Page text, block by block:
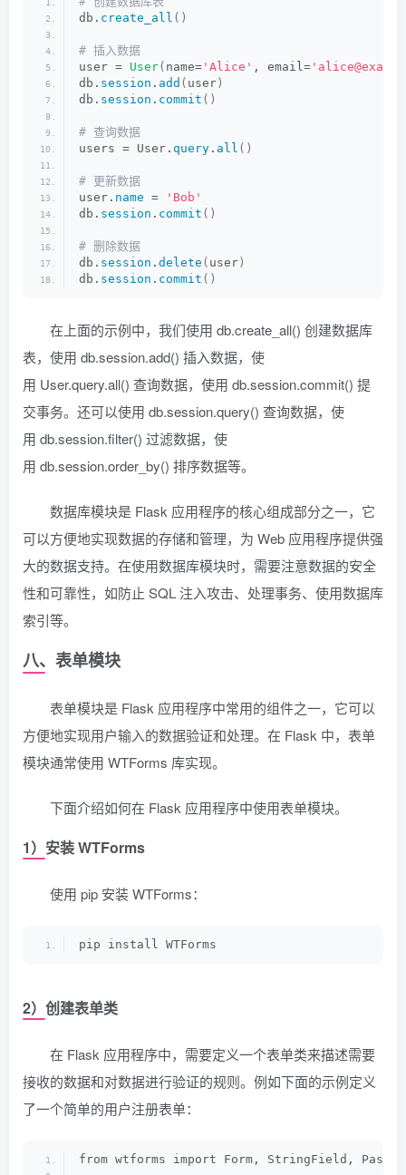
db. create_all ()
# 插入数据
user = User( name= 'Alice' , email=
db. session . add ( user )
db. session . commit ()
# 查询数据
users = User. query . all ()
# 更新数据
user. name =
'Bob'
db. session . commit ()
# 删除数据
db. session . delete ( user )
db. session . commit ()
在上面的示例中，我们使用 db.create_all() 创建数据库
表，使用 db.session.add() 插入数据，使
用 User.query.all() 查询数据，使用 db.session.commit() 提
交事务。还可以使用 db.session.query() 查询数据，使
用 db.session.filter() 过滤数据，使
用 db.session.order_by() 排序数据等。
数据库模块是 Flask 应用程序的核心组成部分之一，它
可以方便地实现数据的存储和管理，为 Web 应用程序提供强
大的数据支持。在使用数据库模块时，需要注意数据的安全
性和可靠性，如防止 SQL 注入攻击、处理事务、使用数据库
索引等。
八、表单模块
表单模块是 Flask 应用程序中常用的组件之一，它可以
方便地实现用户输入的数据验证和处理。在 Flask 中，表单
模块通常使用 WTForms 库实现。
下面介绍如何在 Flask 应用程序中使用表单模块。
1）安装 WTForms
使用 pip 安装 WTForms：
pip install WTForms
2）创建表单类
在 Flask 应用程序中，需要定义一个表单类来描述需要
接收的数据和对数据进行验证的规则。例如下面的示例定义
了一个简单的用户注册表单：
from wtforms import Form, StringField,